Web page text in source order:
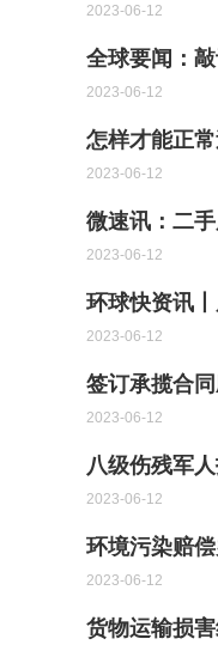
2023-06-12
全球要闻：
2023-06-12
怎样才能正
2023-06-12
微速讯：二
2023-06-12
环球快资讯
2023-06-12
签订承揽合
2023-06-12
八级伤残军
2023-06-12
环境污染赔
2023-06-12
货物运输损